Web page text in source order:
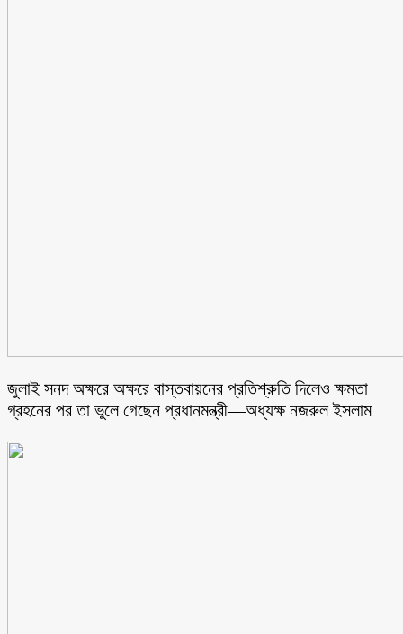
জুলাই সনদ অক্ষরে অক্ষরে বাস্তবায়নের প্রতিশ্রুতি দিলেও ক্ষমতা
গ্রহনের পর তা ভুলে গেছেন প্রধানমন্ত্রী—অধ্যক্ষ নজরুল ইসলাম